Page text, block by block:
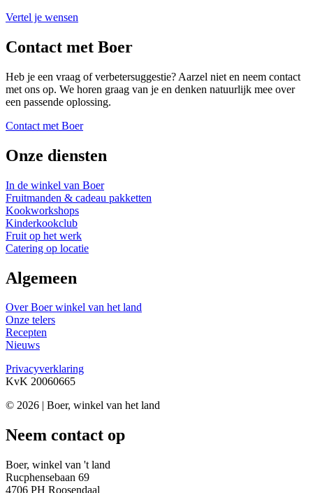
Vertel je wensen
Contact met Boer
Heb je een vraag of verbetersuggestie? Aarzel niet en neem contact
met ons op. We horen graag van je en denken natuurlijk mee over
een passende oplossing.
Contact met Boer
Onze diensten
In de winkel van Boer
Fruitmanden & cadeau pakketten
Kookworkshops
Kinderkookclub
Fruit op het werk
Catering op locatie
Algemeen
Over Boer winkel van het land
Onze telers
Recepten
Nieuws
Privacyverklaring
KvK 20060665
© 2026 | Boer, winkel van het land
Neem contact op
Boer, winkel van 't land
Rucphensebaan 69
4706 PH Roosendaal